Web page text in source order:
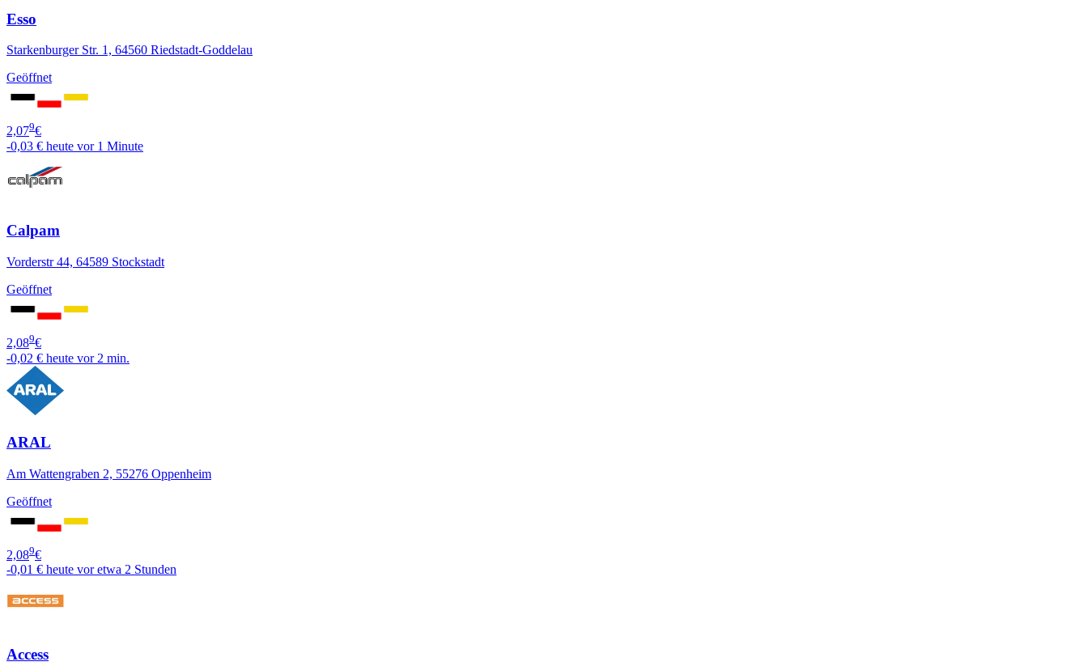
Esso
Starkenburger Str. 1, 64560 Riedstadt-Goddelau
Geöffnet
2,079€
-0,03 € heute vor 1 Minute
Calpam
Vorderstr 44, 64589 Stockstadt
Geöffnet
2,089€
-0,02 € heute vor 2 min.
ARAL
Am Wattengraben 2, 55276 Oppenheim
Geöffnet
2,089€
-0,01 € heute vor etwa 2 Stunden
Access